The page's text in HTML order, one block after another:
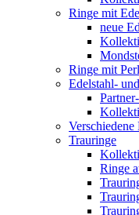
Ringe mit
neue
Ringe mit
Edelstahl-
Verschiedene
Trauringe
Ringe